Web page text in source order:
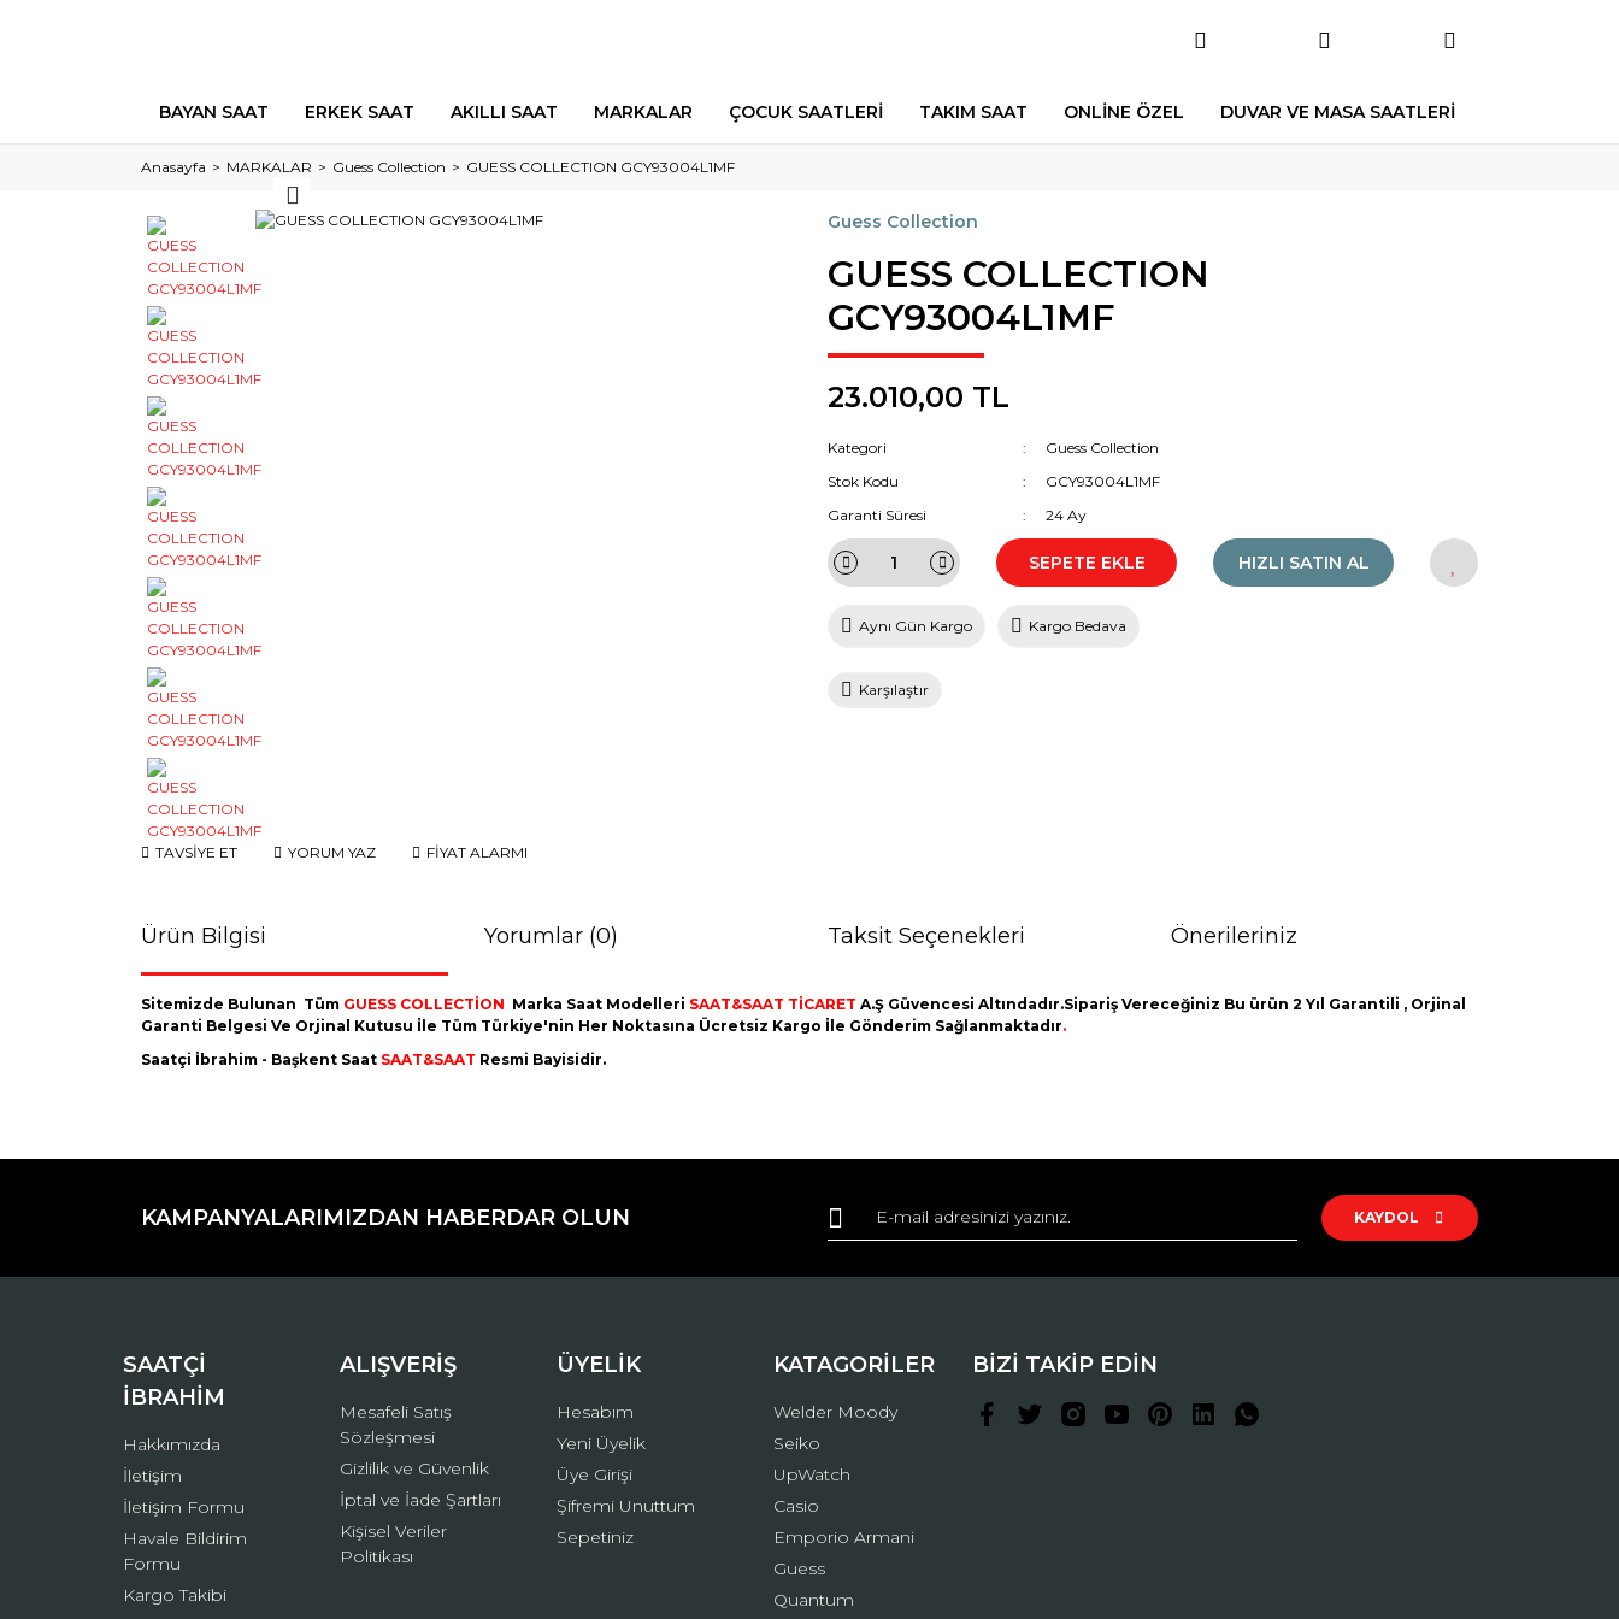
BAYAN SAAT ERKEK SAAT AKILLI SAAT MARKALAR ÇOCUK SAATLERİ TAKIM SAAT ONLİNE ÖZEL DUVAR VE MASA SAATLERİ
Anasayfa MARKALAR Guess Collection GUESS COLLECTION GCY93004L1MF
TAVSİYE ET YORUM YAZ FİYAT ALARMI
Guess Collection
GUESS COLLECTION
GCY93004L1MF
23.010,00 TL
Kategori
Guess Collection
Stok Kodu
GCY93004L1MF
Garanti Süresi
24 Ay
SEPETE EKLE HIZLI SATIN AL
Aynı Gün Kargo Kargo Bedava
Karşılaştır
Ürün Bilgisi Yorumlar (0) Taksit Seçenekleri Önerileriniz
Sitemizde Bulunan Tüm GUESS COLLECTİON Marka Saat Modelleri SAAT&SAAT TİCARET A.Ş Güvencesi Altındadır.Sipariş Vereceğiniz Bu ürün 2 Yıl Garantili , Orjinal
Garanti Belgesi Ve Orjinal Kutusu İle Tüm Türkiye'nin Her Noktasına Ücretsiz Kargo İle Gönderim Sağlanmaktadır.
Saatçi İbrahim - Başkent Saat SAAT&SAAT Resmi Bayisidir.
Yorum Yaz
Görüş ve önerileriniz için teşekkür ederiz.
Ürün resmi kalitesiz, bozuk veya görüntülenemiyor.
Bu ürüne benzer farklı alternatifler olmalı.
Gönder
KAMPANYALARIMIZDAN HABERDAR OLUN KAYDOL
SAATÇİ
İBRAHİM
Hakkımızda
İletişim
İletişim Formu
Havale Bildirim
Formu
Kargo Takibi
ALIŞVERİŞ
Mesafeli Satış
Sözleşmesi
Gizlilik ve Güvenlik
İptal ve İade Şartları
Kişisel Veriler
Politikası
ÜYELİK
Hesabım
Yeni Üyelik
Üye Girişi
Şifremi Unuttum
Sepetiniz
KATAGORİLER
Welder Moody
Seiko
UpWatch
Casio
Emporio Armani
Guess
Quantum
BİZİ TAKİP EDİN